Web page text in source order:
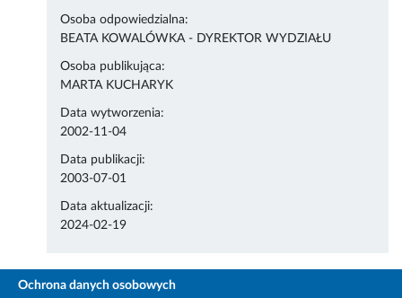
Osoba odpowiedzialna:
BEATA KOWALÓWKA - DYREKTOR WYDZIAŁU
Osoba publikująca:
MARTA KUCHARYK
Data wytworzenia:
2002-11-04
Data publikacji:
2003-07-01
Data aktualizacji:
2024-02-19
Ochrona danych osobowych